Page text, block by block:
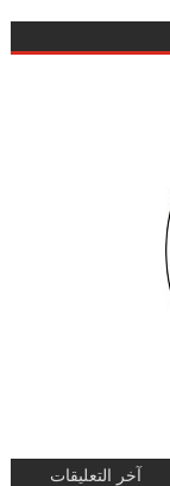
آخر التعليقات